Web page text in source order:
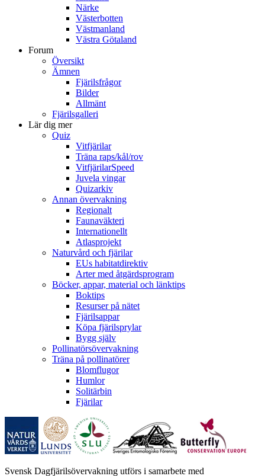
Närke
Västerbotten
Västmanland
Västra Götaland
Forum
Översikt
Ämnen
Fjärilsfrågor
Bilder
Allmänt
Fjärilsgalleri
Lär dig mer
Quiz
Vitfjärilar
Träna raps/kål/rov
VitfjärilarSpeed
Juvela vingar
Quizarkiv
Annan övervakning
Regionalt
Faunaväkteri
Internationellt
Atlasprojekt
Naturvård och fjärilar
EUs habitatdirektiv
Arter med åtgärdsprogram
Böcker, appar, material och länktips
Boktips
Resurser på nätet
Fjärilsappar
Köpa fjärilsprylar
Bygg själv
Pollinatörsövervakning
Träna på pollinatörer
Blomflugor
Humlor
Solitärbin
Fjärilar
Svensk Dagfjärilsövervakning utförs i samarbete med